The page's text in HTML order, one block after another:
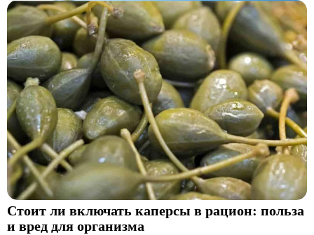
Стоит ли включать каперсы в рацион: польза
и вред для организма